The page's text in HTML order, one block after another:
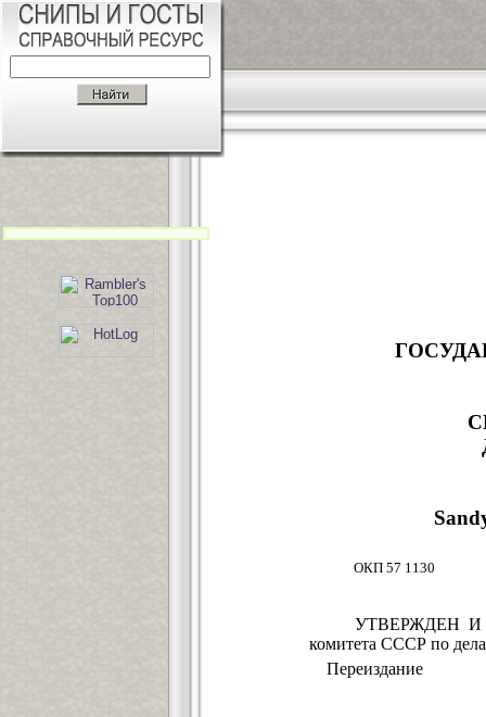
ОКП 57
УТВЕРЖДЕН И
комитета СССР по
Переиздание